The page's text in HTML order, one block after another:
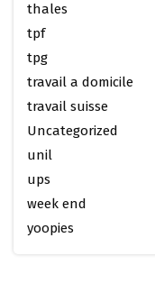
thales
tpf
tpg
travail a domicile
travail suisse
Uncategorized
unil
ups
week end
yoopies